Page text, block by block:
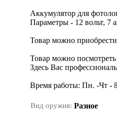
Аккумулятор для
Параметры - 12 вольт, 7
Товар можно
Товар можно
Здесь Вас
Время работы: Пн. -Чт -
Вид оружия: Разное